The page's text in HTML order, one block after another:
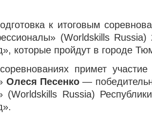
к итоговым
(Worldskills
которые пройдут в городе
примет
Олеся Песенко —
(Worldskills Russia)